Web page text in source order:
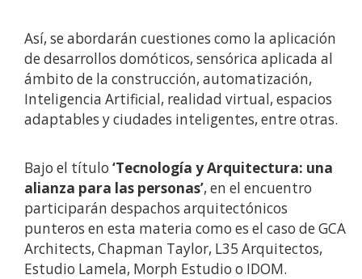
Así, se abordarán cuestiones como la aplicación
de desarrollos domóticos, sensórica aplicada al
ámbito de la construcción, automatización,
Inteligencia Artificial, realidad virtual, espacios
adaptables y ciudades inteligentes, entre otras.
Bajo el título ‘Tecnología y Arquitectura: una
alianza para las personas’, en el encuentro
participarán despachos arquitectónicos
punteros en esta materia como es el caso de GCA
Architects, Chapman Taylor, L35 Arquitectos,
Estudio Lamela, Morph Estudio o IDOM.